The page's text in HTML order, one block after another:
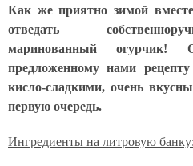
Как же приятно зимой
отведать
маринованный огурчик!
предложенному нами
кисло-сладкими, очень
первую очередь.
Ингредиенты на литровую банку: